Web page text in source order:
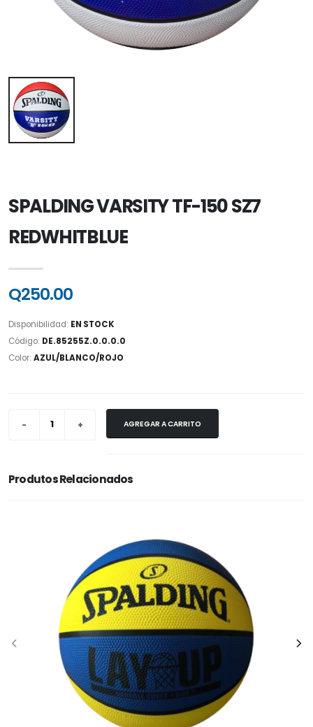
SPALDING VARSITY TF-150 SZ7
REDWHITBLUE
Q250.00
Disponibilidad: EN STOCK
Código: DE.85255Z.0.0.0.0
Color: AZUL/BLANCO/ROJO
AGREGAR A CARRITO
Produtos Relacionados